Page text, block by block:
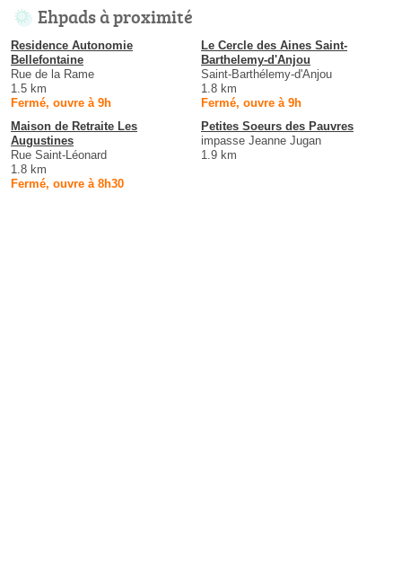
Ehpads à proximité
Residence Autonomie
Bellefontaine
Rue de la Rame
1.5 km
Fermé, ouvre à 9h
Le Cercle des Aines Saint-
Barthelemy-d'Anjou
Saint-Barthélemy-d'Anjou
1.8 km
Fermé, ouvre à 9h
Maison de Retraite Les
Augustines
Rue Saint-Léonard
1.8 km
Fermé, ouvre à 8h30
Petites Soeurs des Pauvres
impasse Jeanne Jugan
1.9 km